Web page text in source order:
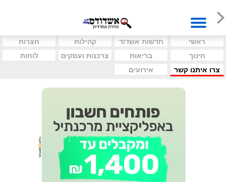
ראשי חדשות אשדוד קהילות
חצרות
חינוך
בריאות צרכנות ועסקים
לוחות
צרו איתנו קשר
אירועים